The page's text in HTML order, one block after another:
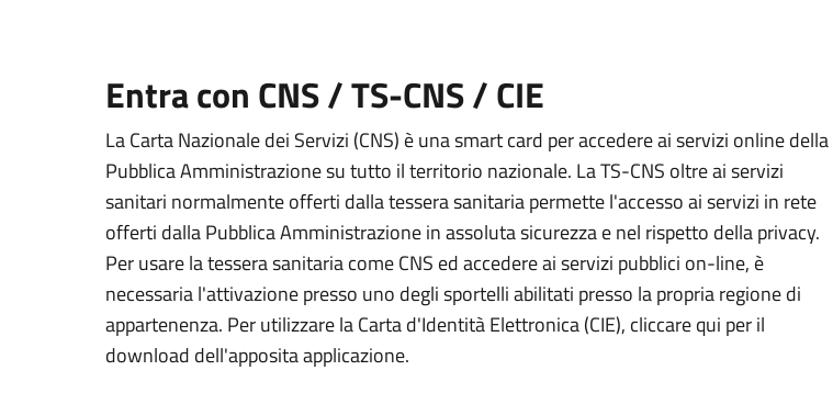
Entra con CNS / TS-CNS / CIE
La Carta Nazionale dei Servizi (CNS) è una smart card per accedere ai servizi online della
Pubblica Amministrazione su tutto il territorio nazionale. La TS-CNS oltre ai servizi
sanitari normalmente offerti dalla tessera sanitaria permette l'accesso ai servizi in rete
offerti dalla Pubblica Amministrazione in assoluta sicurezza e nel rispetto della privacy.
Per usare la tessera sanitaria come CNS ed accedere ai servizi pubblici on-line, è
necessaria l'attivazione presso uno degli sportelli abilitati presso la propria regione di
appartenenza. Per utilizzare la Carta d'Identità Elettronica (CIE), cliccare qui per il
download dell'apposita applicazione.